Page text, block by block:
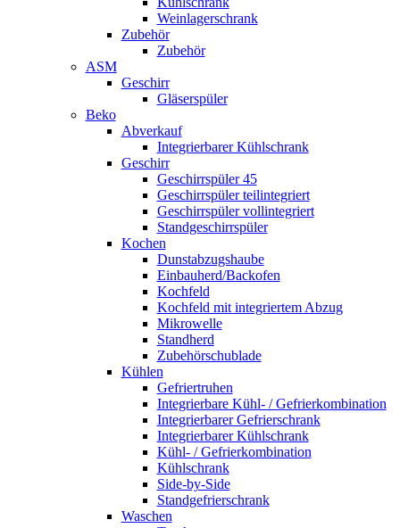
Weinlagerschrank
Zubehör
Zubehör
ASM
Geschirr
Gläserspüler
Beko
Abverkauf
Integrierbarer Kühlschrank
Geschirr
Geschirrspüler 45
Geschirrspüler teilintegriert
Geschirrspüler vollintegriert
Standgeschirrspüler
Kochen
Dunstabzugshaube
Einbauherd/Backofen
Kochfeld
Kochfeld mit integriertem Abzug
Mikrowelle
Standherd
Zubehörschublade
Kühlen
Gefriertruhen
Integrierbare Kühl- / Gefrierkombination
Integrierbarer Gefrierschrank
Integrierbarer Kühlschrank
Kühl- / Gefrierkombination
Kühlschrank
Side-by-Side
Standgefrierschrank
Waschen